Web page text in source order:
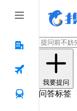
我要提问
问答标签